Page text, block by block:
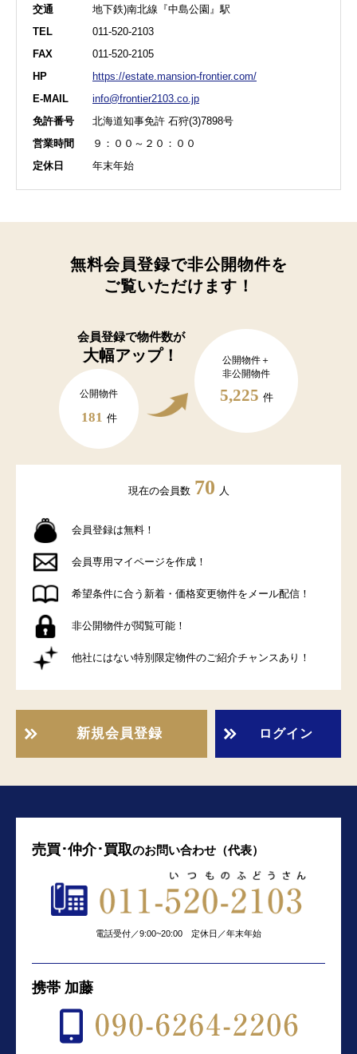
交通
地下鉄)南北線『中島公園』駅
TEL
011-520-2103
FAX
011-520-2105
HP
https://estate.mansion-frontier.com/
E-MAIL
info@frontier2103.co.jp
免許番号
北海道知事免許 石狩(3)7898号
営業時間
９：００～２０：００
定休日
年末年始
無料会員登録で非公開物件を
ご覧いただけます！
会員登録で物件数が
大幅アップ！
公開物件
181 件
公開物件＋
非公開物件
5,225 件
現在の会員数 70 人
会員登録は無料！
会員専用マイページを作成！
希望条件に合う新着・価格変更物件をメール配信！
非公開物件が閲覧可能！
他社にはない特別限定物件のご紹介チャンスあり！
新規会員登録 ログイン
売買･仲介･買取のお問い合わせ（代表）
電話受付／9:00~20:00 定休日／年末年始
携帯 加藤